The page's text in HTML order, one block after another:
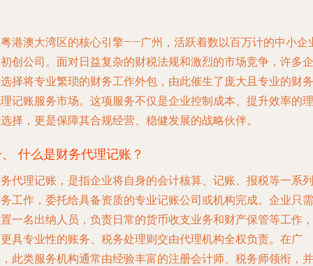
港澳大湾区的核心引擎——广州，活跃着数以百万计的中小企
创公司。面对日益复杂的财税法规和激烈的市场竞争，许多企
择将专业繁琐的财务工作外包，由此催生了庞大且专业的财务
记账服务市场。这项服务不仅是企业控制成本、提升效率的理
择，更是保障其合规经营、稳健发展的战略伙伴。
什么是财务代理记账？
代理记账，是指企业将自身的会计核算、记账、报税等一系列
工作，委托给具备资质的专业记账公司或机构完成。企业只需
一名出纳人员，负责日常的货币收支业务和财产保管等工作，
具专业性的账务、税务处理则交由代理机构全权负责。在广
此类服务机构通常由经验丰富的注册会计师、税务师领衔，并